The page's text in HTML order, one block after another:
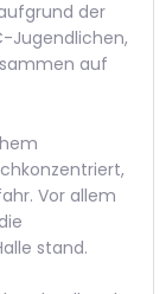
der
Jugendlichen,
auf
Vor allem
stand.